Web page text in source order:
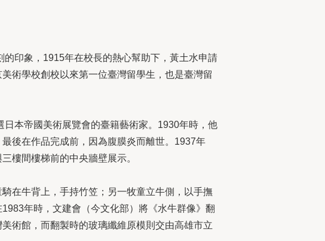
印象，1915年在校長的熱心幫助下，黃土水申請
術學校創校以來第一位臺灣留學生，也是臺灣留
本帝國美術展覽會的臺籍藝術家。1930年時，他
後在作品完成前，因為腹膜炎而離世。1937年
樓間樓梯前的中央牆壁展示。
在牛背上，手持竹笠；另一牧童立牛側，以手撫
年時，文建會（今文化部）將《水牛群像》翻
術館，而翻製時的玻璃纖維原模則交由高雄市立